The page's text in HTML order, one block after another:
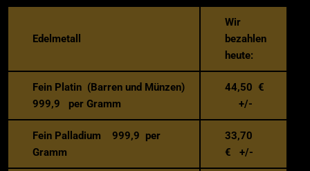
Edelmetall
Wir
bezahlen
heute:
Fein Platin (Barren und Münzen)
999,9 per Gramm
44,50 €
+/-
Fein Palladium 999,9 per
Gramm
33,70
€ +/-